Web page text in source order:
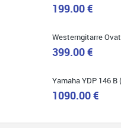
Quelle: Google-Rezension
199.00 €
399.00 €
1090.00 €